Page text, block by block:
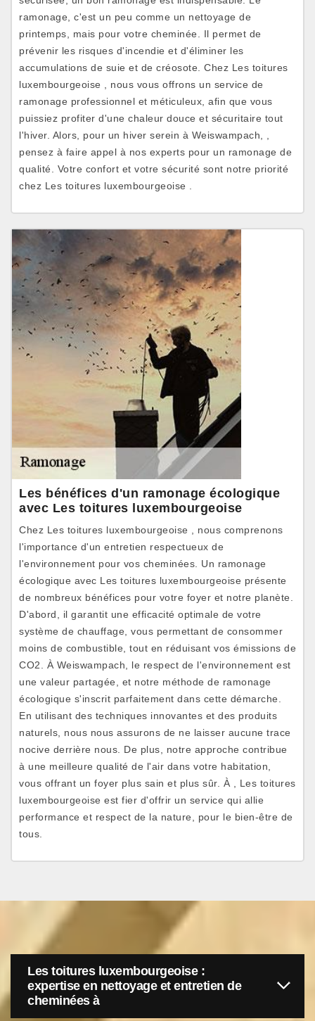
ramonage, c'est un peu comme un nettoyage de
printemps, mais pour votre cheminée. Il permet de
prévenir les risques d'incendie et d'éliminer les
accumulations de suie et de créosote. Chez Les toitures
luxembourgeoise , nous vous offrons un service de
ramonage professionnel et méticuleux, afin que vous
puissiez profiter d'une chaleur douce et sécuritaire tout
l'hiver. Alors, pour un hiver serein à Weiswampach, ,
pensez à faire appel à nos experts pour un ramonage de
qualité. Votre confort et votre sécurité sont notre priorité
chez Les toitures luxembourgeoise .
Les bénéfices d'un ramonage écologique
avec Les toitures luxembourgeoise
Chez Les toitures luxembourgeoise , nous comprenons
l'importance d'un entretien respectueux de
l'environnement pour vos cheminées. Un ramonage
écologique avec Les toitures luxembourgeoise présente
de nombreux bénéfices pour votre foyer et notre planète.
D'abord, il garantit une efficacité optimale de votre
système de chauffage, vous permettant de consommer
moins de combustible, tout en réduisant vos émissions de
CO2. À Weiswampach, le respect de l'environnement est
une valeur partagée, et notre méthode de ramonage
écologique s'inscrit parfaitement dans cette démarche.
En utilisant des techniques innovantes et des produits
naturels, nous nous assurons de ne laisser aucune trace
nocive derrière nous. De plus, notre approche contribue
à une meilleure qualité de l'air dans votre habitation,
vous offrant un foyer plus sain et plus sûr. À , Les toitures
luxembourgeoise est fier d'offrir un service qui allie
performance et respect de la nature, pour le bien-être de
tous.
Les toitures luxembourgeoise :
expertise en nettoyage et entretien de
cheminées à